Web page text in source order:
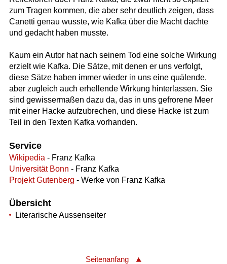
zum Tragen kommen, die aber sehr deutlich zeigen, dass
Canetti genau wusste, wie Kafka über die Macht dachte
und gedacht haben musste.
Kaum ein Autor hat nach seinem Tod eine solche Wirkung
erzielt wie Kafka. Die Sätze, mit denen er uns verfolgt,
diese Sätze haben immer wieder in uns eine quälende,
aber zugleich auch erhellende Wirkung hinterlassen. Sie
sind gewissermaßen dazu da, das in uns gefrorene Meer
mit einer Hacke aufzubrechen, und diese Hacke ist zum
Teil in den Texten Kafka vorhanden.
Service
Wikipedia - Franz Kafka
Universität Bonn - Franz Kafka
Projekt Gutenberg - Werke von Franz Kafka
Übersicht
Literarische Aussenseiter
Seitenanfang